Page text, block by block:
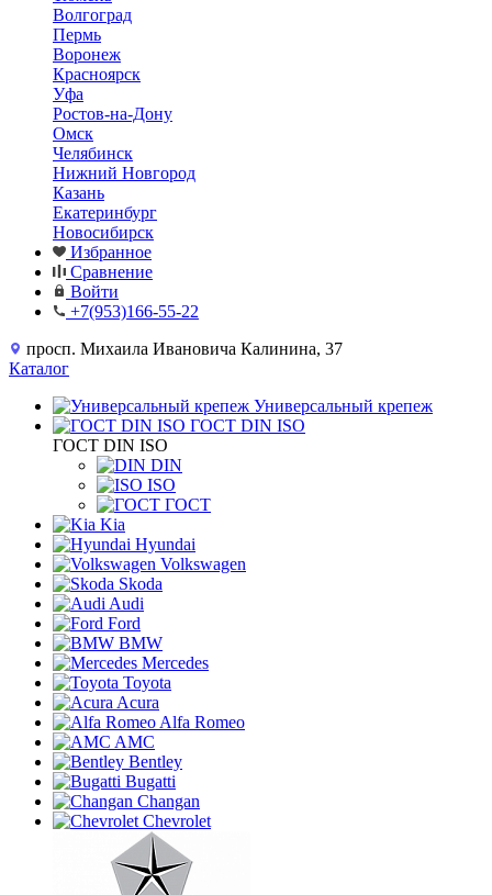
Волгоград
Пермь
Воронеж
Красноярск
Уфа
Ростов-на-Дону
Омск
Челябинск
Нижний Новгород
Казань
Екатеринбург
Новосибирск
Избранное
Сравнение
Войти
+7(953)166-55-22
просп. Михаила Ивановича Калинина, 37
Каталог
Универсальный крепеж
ГОСТ DIN ISO
ГОСТ DIN ISO
DIN
ISO
ГОСТ
Kia
Hyundai
Volkswagen
Skoda
Audi
Ford
BMW
Mercedes
Toyota
Acura
Alfa Romeo
AMC
Bentley
Bugatti
Changan
Chevrolet